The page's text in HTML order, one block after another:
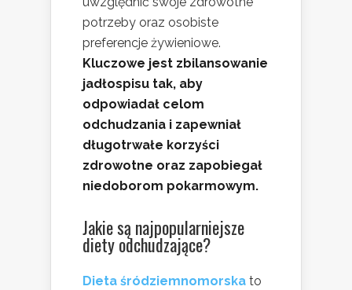
potrzeby oraz osobiste
preferencje żywieniowe.
Kluczowe jest zbilansowanie
jadłospisu tak, aby
odpowiadał celom
odchudzania i zapewniał
długotrwałe korzyści
zdrowotne oraz zapobiegał
niedoborom pokarmowym.
Jakie są najpopularniejsze
diety odchudzające?
Dieta śródziemnomorska to